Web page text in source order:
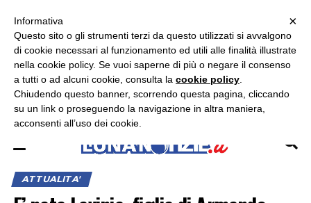
ASCOLTA RADIO LUNA
ATTUALITA'
×
×
Informativa
Questo sito o gli strumenti terzi da questo utilizzati si avvalgono
di cookie necessari al funzionamento ed utili alle finalità illustrate
nella cookie policy. Se vuoi saperne di più o negare il consenso
a tutti o ad alcuni cookie, consulta la cookie policy
Chiudendo questo banner, scorrendo questa pagina, cliccando
su un link o proseguendo la navigazione in altra maniera,
acconsenti all’uso dei cookie.